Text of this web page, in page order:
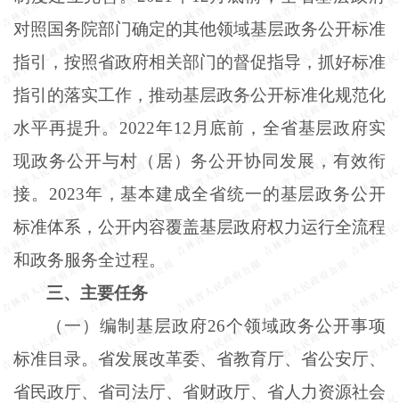
对照国务院部门确定的其他领域基层政务公开标准
指引，按照省政府相关部门的督促指导，抓好标准
指引的落实工作，推动基层政务公开标准化规范化
水平再提升。2022年12月底前，全省基层政府实
现政务公开与村（居）务公开协同发展，有效衔
接。2023年，基本建成全省统一的基层政务公开
标准体系，公开内容覆盖基层政府权力运行全流程
和政务服务全过程。
三、主要任务
（一）编制基层政府26个领域政务公开事项
标准目录。省发展改革委、省教育厅、省公安厅、
省民政厅、省司法厅、省财政厅、省人力资源社会